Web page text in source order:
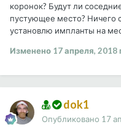
коронок? Будут ли
пустующее место? Ничего
установлю импланты на
Изменено 17 апреля, 2018
dok1
Опубликовано 17